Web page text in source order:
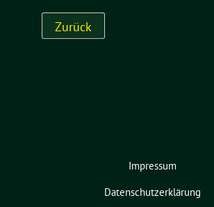
Impressum
Datenschutzerklärung